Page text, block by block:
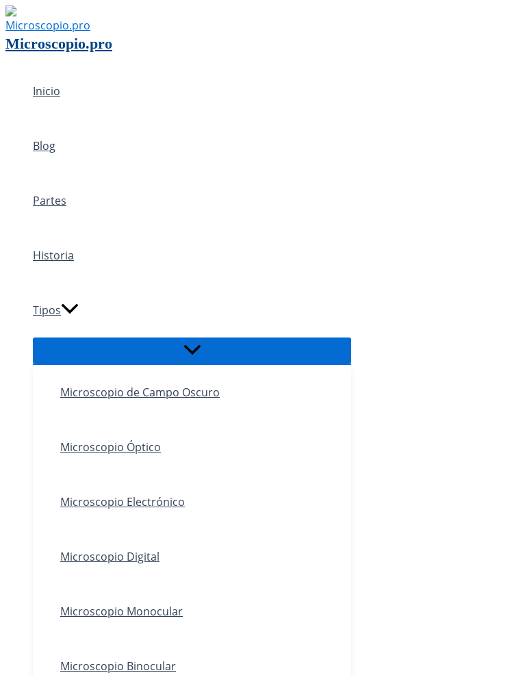
Ir
al
contenido
Microscopio.pro
Inicio
Blog
Partes
Historia
Tipos
Alternar
Microscopio de Campo Oscuro
Microscopio Óptico
Microscopio Electrónico
Microscopio Digital
Microscopio Monocular
Microscopio Binocular